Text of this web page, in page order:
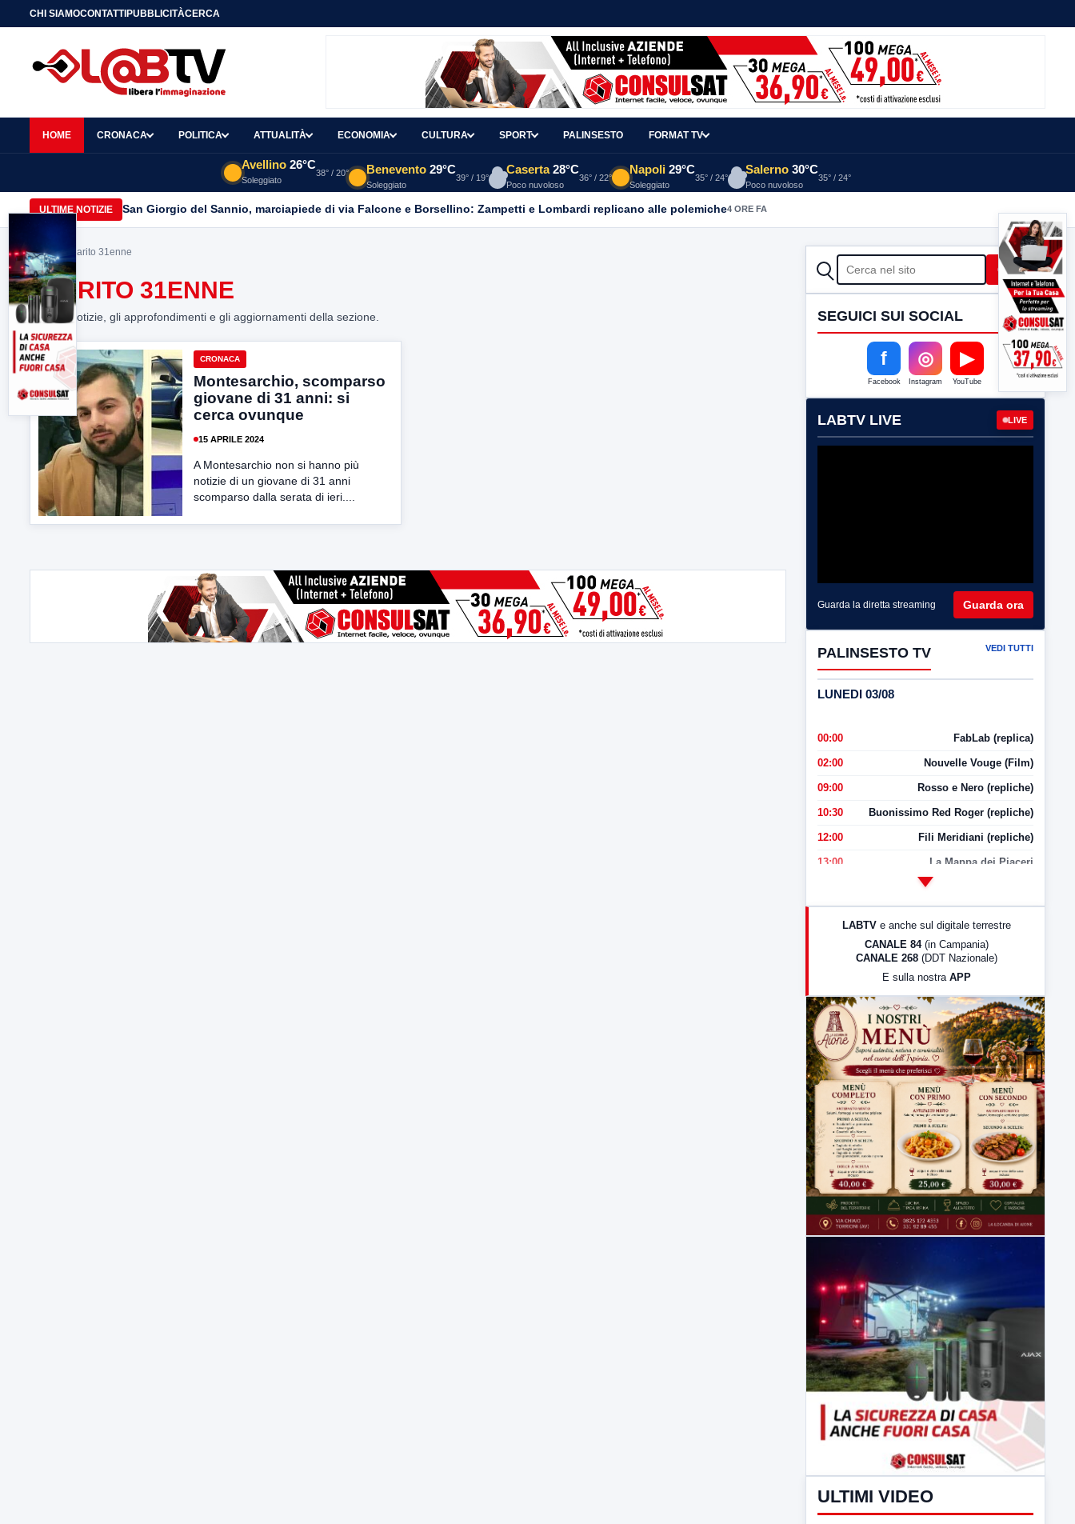
CHI SIAMOCONTATTIPUBBLICITÀCERCA
HOME CRONACA POLITICA ATTUALITÀ ECONOMIA CULTURA SPORT PALINSESTO FORMAT TV
Avellino 26°C
Soleggiato
38° / 20° Benevento 29°C
Soleggiato
39° / 19°
Caserta 28°C
Poco nuvoloso
36° / 22°
Napoli 29°C
Soleggiato
35° / 24°
Salerno 30°C
Poco nuvoloso
35° / 24°
ULTIME NOTIZIE San Giorgio del Sannio, marciapiede di via Falcone e Borsellino: Zampetti e Lombardi replicano alle polemiche4 ORE FA
Home> sparito 31enne
SPARITO 31ENNE
Tutte le notizie, gli approfondimenti e gli aggiornamenti della sezione.
CRONACA
Montesarchio, scomparso
giovane di 31 anni: si
cerca ovunque
15 APRILE 2024
A Montesarchio non si hanno più
notizie di un giovane di 31 anni
scomparso dalla serata di ieri....
CERCA Cerca
SEGUICI SUI SOCIAL
f
Facebook
◎
Instagram
▶
YouTube
LABTV LIVE LIVE
Guarda la diretta streaming Guarda ora
PALINSESTO TV VEDI TUTTI
LUNEDI 03/08
00:00 FabLab (replica)
02:00 Nouvelle Vouge (Film)
09:00 Rosso e Nero (repliche)
10:30 Buonissimo Red Roger (repliche)
12:00 Fili Meridiani (repliche)
13:00 La Mappa dei Piaceri
LabNews (Diretta)
23:00 LabNews (replica)
LABTV e anche sul digitale terrestre
CANALE 84 (in Campania)
CANALE 268 (DDT Nazionale)
E sulla nostra APP